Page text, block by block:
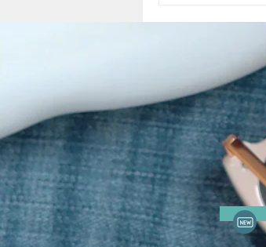
AI活用力が自